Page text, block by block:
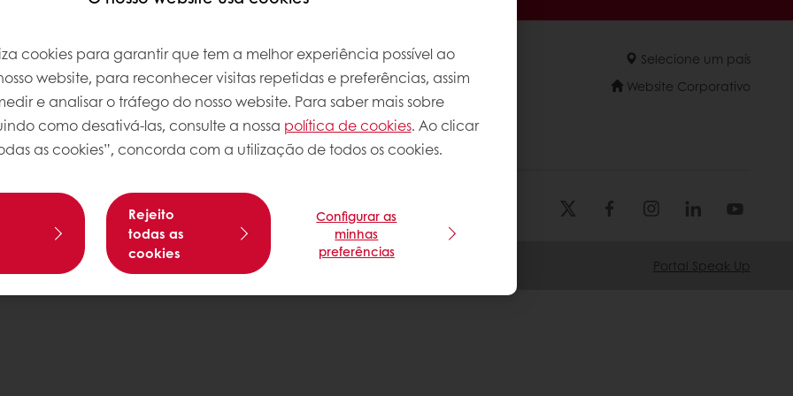
cookies para garantir que tem a melhor experiência possível ao
website, para reconhecer visitas repetidas e preferências, assim
e analisar o tráfego do nosso website. Para saber mais sobre
como desativá-las, consulte a nossa política de cookies. Ao clicar
as cookies”, concorda com a utilização de todos os cookies.
Rejeito
todas as
cookies
Configurar as
minhas
preferências
Política de Privacidade
Política de Cookies
Condições Gerais de Venda
Livro de Reclamações
Selecione um país
Website Corporativo
Portal Speak Up